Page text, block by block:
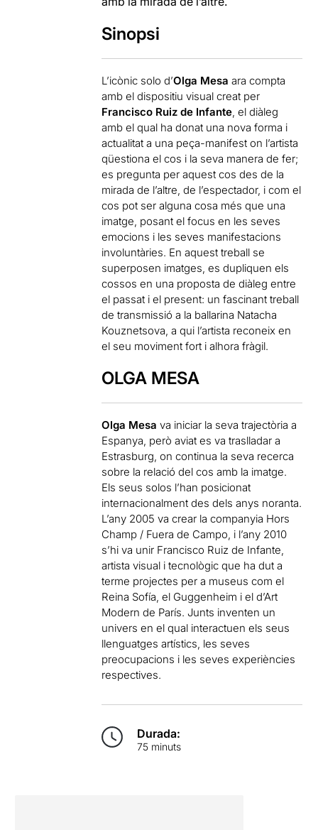
Sinopsi
L’icònic solo d’Olga Mesa ara compta
amb el dispositiu visual creat per
Francisco Ruiz de Infante, el diàleg
amb el qual ha donat una nova forma i
actualitat a una peça-manifest on l’artista
qüestiona el cos i la seva manera de fer;
es pregunta per aquest cos des de la
mirada de l’altre, de l’espectador, i com el
cos pot ser alguna cosa més que una
imatge, posant el focus en les seves
emocions i les seves manifestacions
involuntàries. En aquest treball se
superposen imatges, es dupliquen els
cossos en una proposta de diàleg entre
el passat i el present: un fascinant treball
de transmissió a la ballarina Natacha
Kouznetsova, a qui l’artista reconeix en
el seu moviment fort i alhora fràgil.
OLGA MESA
Olga Mesa va iniciar la seva trajectòria a
Espanya, però aviat es va traslladar a
Estrasburg, on continua la seva recerca
sobre la relació del cos amb la imatge.
Els seus solos l’han posicionat
internacionalment des dels anys noranta.
L’any 2005 va crear la companyia Hors
Champ / Fuera de Campo, i l’any 2010
s’hi va unir Francisco Ruiz de Infante,
artista visual i tecnològic que ha dut a
terme projectes per a museus com el
Reina Sofía, el Guggenheim i el d’Art
Modern de París. Junts inventen un
univers en el qual interactuen els seus
llenguatges artístics, les seves
preocupacions i les seves experiències
respectives.
Durada:
75 minuts